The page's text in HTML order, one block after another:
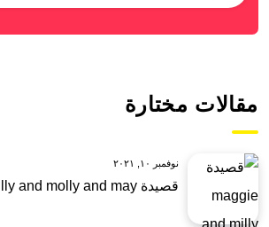
مقالات مختارة
نوفمبر ١٠, ٢٠٢١
قصيدة maggie and milly and molly and may